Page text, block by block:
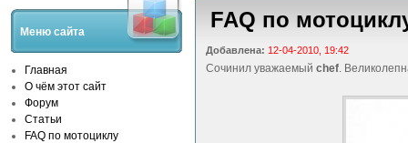
Меню сайта
Главная
О чём этот сайт
Форум
Статьи
FAQ по мотоциклу
FAQ по
Добавлена: 12-04-2010, 19:42
Сочинил уважаемый chef.